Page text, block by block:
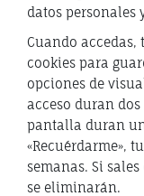
datos personales
Cuando
cookies para
opciones de
acceso duran
pantalla duran
«Recuérdarme»,
semanas. Si
se eliminarán.